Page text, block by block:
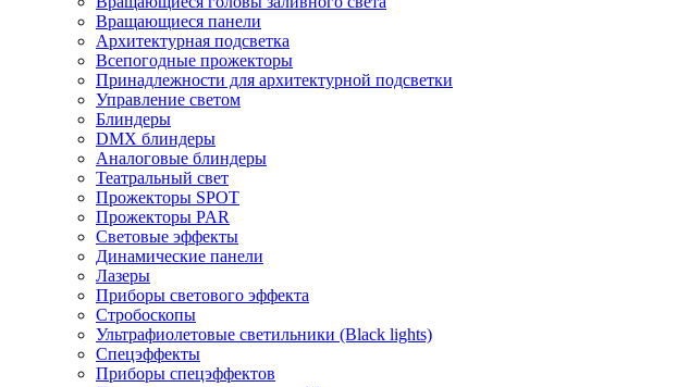
Вращающиеся панели
Архитектурная подсветка
Всепогодные прожекторы
Принадлежности для архитектурной подсветки
Управление светом
Блиндеры
DMX блиндеры
Аналоговые блиндеры
Театральный свет
Прожекторы SPOT
Прожекторы PAR
Световые эффекты
Динамические панели
Лазеры
Приборы светового эффекта
Стробоскопы
Ультрафиолетовые светильники (Black lights)
Спецэффекты
Приборы спецэффектов